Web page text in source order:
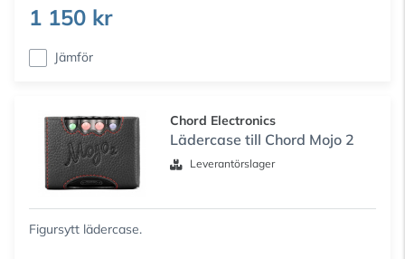
1 150 kr
Jämför
Chord Electronics
Lädercase till Chord Mojo 2
Leverantörslager
Figursytt lädercase.